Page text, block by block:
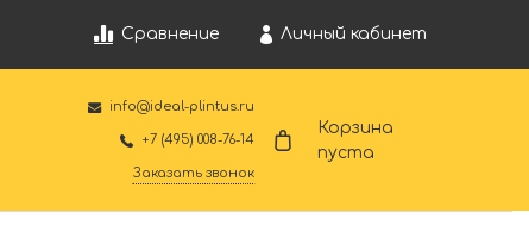
Сравнение Личный кабинет
info@ideal-plintus.ru
+7 (495) 008-76-14
Заказать звонок
Корзина
пуста